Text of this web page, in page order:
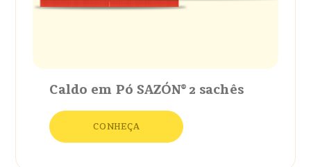
Caldo em Pó SAZÓN® 2 sachês
CONHEÇA